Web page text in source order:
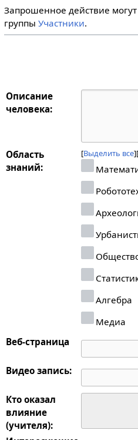
Запрошенное действие
группы Участники.
Описание
человека:
Область
знаний:
Выделить все
Алгебра
Медиа
Веб-страница
Видео запись:
Кто оказал
влияние
(учителя):